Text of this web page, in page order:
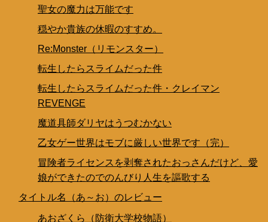
聖女の魔力は万能です
穏やか貴族の休暇のすすめ。
Re:Monster（リモンスター）
転生したらスライムだった件
転生したらスライムだった件・クレイマン
REVENGE
魔道具師ダリヤはうつむかない
乙女ゲー世界はモブに厳しい世界です（完）
冒険者ライセンスを剥奪されたおっさんだけど、愛
娘ができたのでのんびり人生を謳歌する
タイトル名（あ～お）のレビュー
あおざくら（防衛大学校物語）